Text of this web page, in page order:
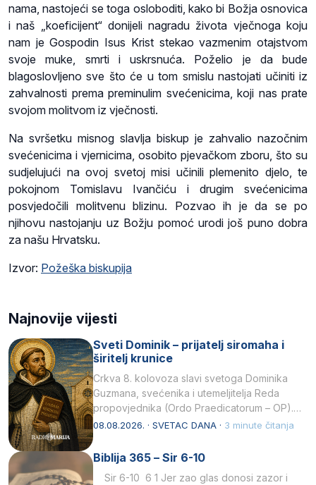
nama, nastojeći se toga osloboditi, kako bi Božja osnovica
i naš „koeficijent“ donijeli nagradu života vječnoga koju
nam je Gospodin Isus Krist stekao vazmenim otajstvom
svoje muke, smrti i uskrsnuća. Poželio je da bude
blagoslovljeno sve što će u tom smislu nastojati učiniti iz
zahvalnosti prema preminulim svećenicima, koji nas prate
svojom molitvom iz vječnosti.
Na svršetku misnog slavlja biskup je zahvalio nazočnim
svećenicima i vjernicima, osobito pjevačkom zboru, što su
sudjelujući na ovoj svetoj misi učinili plemenito djelo, te
pokojnom Tomislavu Ivančiću i drugim svećenicima
posvjedočili molitvenu blizinu. Pozvao ih je da se po
njihovu nastojanju uz Božju pomoć urodi još puno dobra
za našu Hrvatsku.
Izvor: Požeška biskupija
Najnovije vijesti
Sveti Dominik – prijatelj siromaha i
širitelj krunice
Crkva 8. kolovoza slavi svetoga Dominika
Guzmana, svećenika i utemeljitelja Reda
propovjednika (Ordo Praedicatorum – OP).
Svojim životom, dubokom ljubavlju prema
08.08.2026. · SVETAC DANA · 3 minute čitanja
Biblija 365 – Sir 6-10
Sir 6-10 6 1 Jer zao glas donosi zazor i